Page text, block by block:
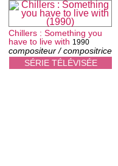
SÉRIE TÉLÉVISÉE
Chillers : Something you
have to live with 1990
compositeur / compositrice